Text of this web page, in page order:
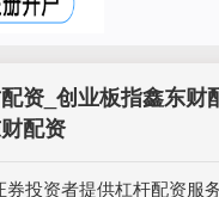
资_创业板指鑫东财
配资
券投资者提供杠杆配资服